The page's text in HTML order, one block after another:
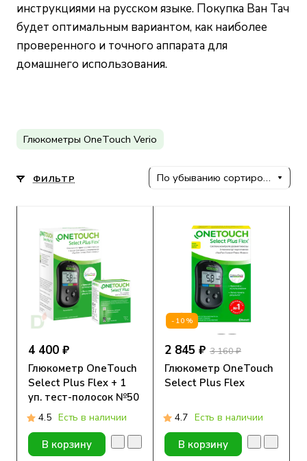
инструкциями на русском языке. Покупка Ван Тач
будет оптимальным вариантом, как наиболее
проверенного и точного аппарата для
домашнего использования.
Глюкометры OneTouch Verio
ФИЛЬТР По убыванию сортировки
4 400 ₽
Глюкометр OneTouch
Select Plus Flex + 1
уп. тест-полосок №50
4.5 Есть в наличии
В корзину
-10%
2 845 ₽ 3 160 ₽
Глюкометр OneTouch
Select Plus Flex
4.7 Есть в наличии
В корзину